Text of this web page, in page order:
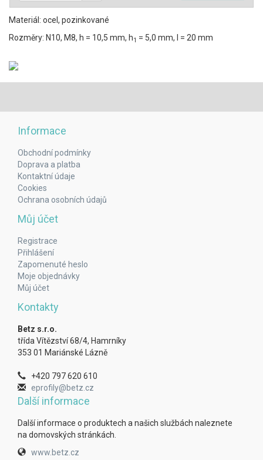
Materiál: ocel, pozinkované
Rozměry: N10, M8, h = 10,5 mm, h1 = 5,0 mm, l = 20 mm
Informace
Obchodní podmínky
Doprava a platba
Kontaktní údaje
Cookies
Ochrana osobních údajů
Můj účet
Registrace
Přihlášení
Zapomenuté heslo
Moje objednávky
Můj účet
Kontakty
Betz s.r.o.
třída Vítězství 68/4, Hamrníky
353 01 Mariánské Lázně
+420 797 620 610
eprofily@betz.cz
Další informace
Další informace o produktech a našich službách naleznete
na domovských stránkách.
www.betz.cz